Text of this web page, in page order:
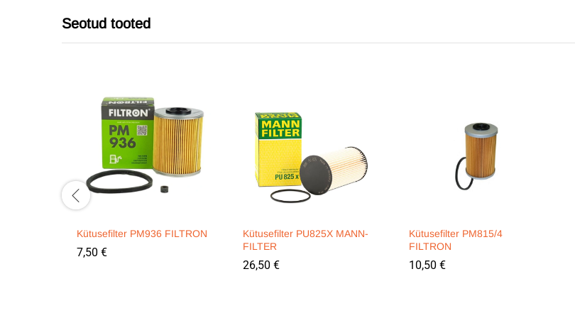
Seotud tooted
Kütusefilter PM936 FILTRON
7,50 €
Kütusefilter PU825X MANN-
FILTER
26,50 €
Kütusefilter PM815/4
FILTRON
10,50 €